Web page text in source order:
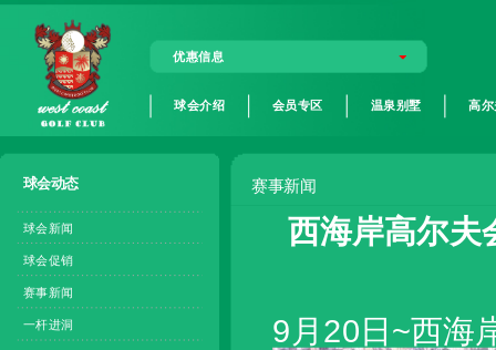
优惠信息
球会介绍 会员专区 温泉别墅 高
球会动态
球会新闻
球会促销
赛事新闻
一杆进洞
赛事新闻
西海岸高尔夫
9月20日~西海